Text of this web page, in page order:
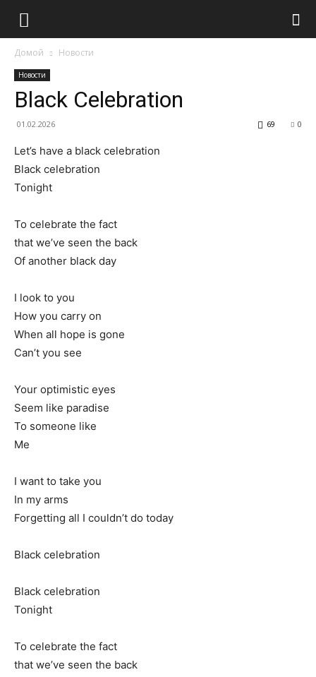
Домой Новости
Новости
Black Celebration
01.02.2026 0
69
Let’s have a black celebration
Black celebration
Tonight
To celebrate the fact
that we’ve seen the back
Of another black day
I look to you
How you carry on
When all hope is gone
Can’t you see
Your optimistic eyes
Seem like paradise
To someone like
Me
I want to take you
In my arms
Forgetting all I couldn’t do today
Black celebration
Black celebration
Tonight
To celebrate the fact
that we’ve seen the back